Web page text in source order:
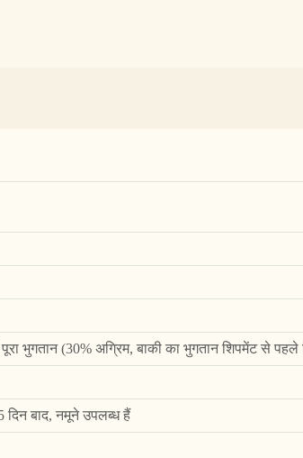
भुगतान (30% अग्रिम, बाकी का भुगतान शिपमेंट से पहले
दिन बाद, नमूने उपलब्ध हैं